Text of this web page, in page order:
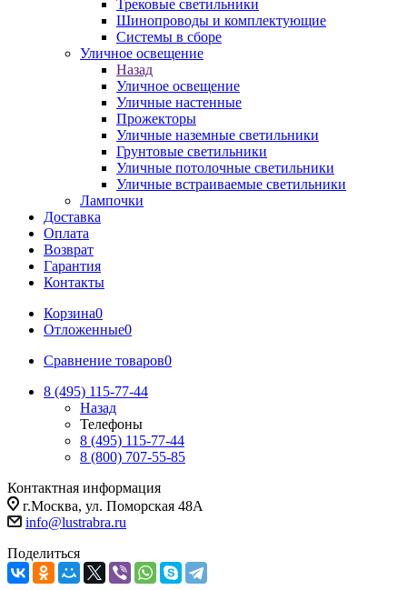
Трековые светильники
Шинопроводы и комплектующие
Системы в сборе
Уличное освещение
Назад
Уличное освещение
Уличные настенные
Прожекторы
Уличные наземные светильники
Грунтовые светильники
Уличные потолочные светильники
Уличные встраиваемые светильники
Лампочки
Доставка
Оплата
Возврат
Гарантия
Контакты
Корзина0
Отложенные0
Сравнение товаров0
8 (495) 115-77-44
Назад
Телефоны
8 (495) 115-77-44
8 (800) 707-55-85
Контактная информация
г.Москва, ул. Поморская 48А
info@lustrabra.ru
Поделиться